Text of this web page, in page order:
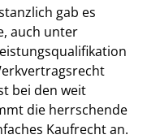
gab es
auch unter
bei den weit
die herrschende
Kaufrecht an.